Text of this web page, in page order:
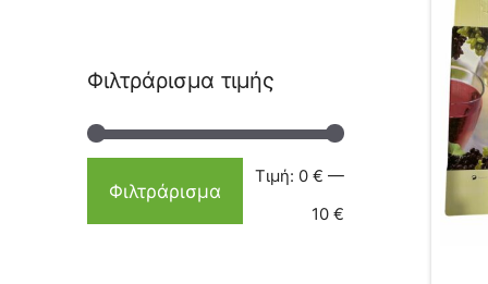
Φιλτράρισμα τιμής
Φιλτράρισμα
Τιμή: 0 € —
10 €